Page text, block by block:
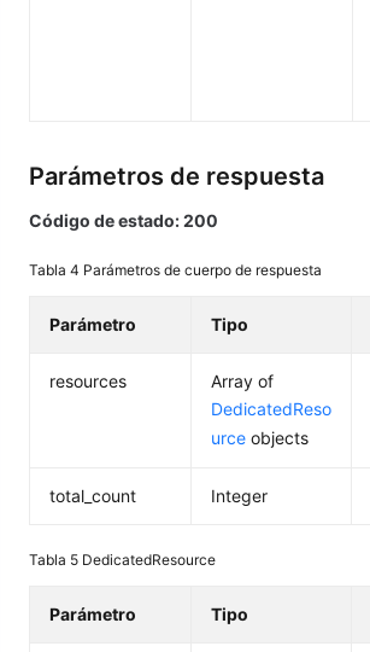
Parámetros de respuesta
Código de estado: 200
Tabla 4 Parámetros de cuerpo de respuesta
Parámetro Tipo
resources
Array of
DedicatedReso
urce objects
total_count Integer
Tabla 5 DedicatedResource
Parámetro Tipo